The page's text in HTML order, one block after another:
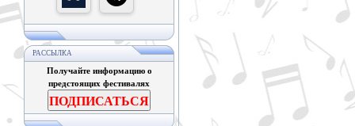
РАССЫЛКА
Получайте информацию о
предстоящих фестивалях
ПОДПИСАТЬСЯ